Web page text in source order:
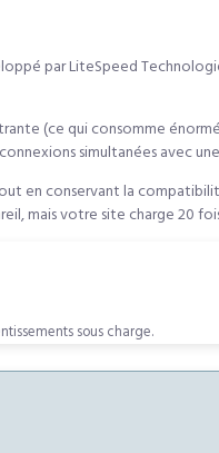
par LiteSpeed
(ce qui consomme
simultanées avec
en conservant la
mais votre site charge 20
sous charge.